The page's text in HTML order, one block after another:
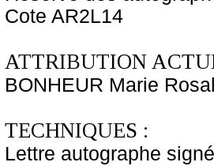
Cote AR2L14
ATTRIBUTION
BONHEUR Marie
TECHNIQUES :
Lettre autographe